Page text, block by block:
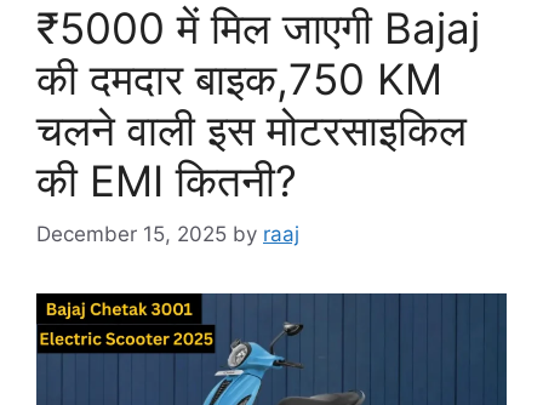
₹5000 में मिल जाएगी Bajaj
की दमदार बाइक,750 KM
चलने वाली इस मोटरसाइकिल
की EMI कितनी?
December 15, 2025 by raaj